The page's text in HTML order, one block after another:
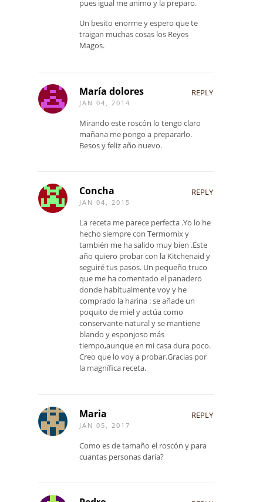
pues igual me animo y la preparo.
Un besito enorme y espero que te
traigan muchas cosas los Reyes
Magos.
María dolores
JAN 04, 2014
REPLY
Mirando este roscón lo tengo claro
mañana me pongo a prepararlo.
Besos y feliz año nuevo.
Concha
JAN 04, 2015
REPLY
La receta me parece perfecta .Yo lo he
hecho siempre con Termomix y
también me ha salido muy bien .Este
año quiero probar con la Kitchenaid y
seguiré tus pasos. Un pequeño truco
que me ha comentado el panadero
donde habitualmente voy y he
comprado la harina : se añade un
poquito de miel y actúa como
conservante natural y se mantiene
blando y esponjoso más
tiempo,aunque en mi casa dura poco.
Creo que lo voy a probar.Gracias por
la magnífica receta.
Maria
JAN 05, 2017
REPLY
Como es de tamaño el roscón y para
cuantas personas daría?